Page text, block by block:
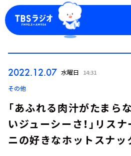
2022.12.07 水曜日 14:31
その他
「あふれる肉汁がたまら
いジューシーさ！」リス
ニの好きなホットスナッ